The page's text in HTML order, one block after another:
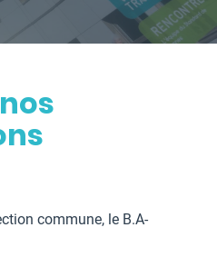
commune, le B.A-